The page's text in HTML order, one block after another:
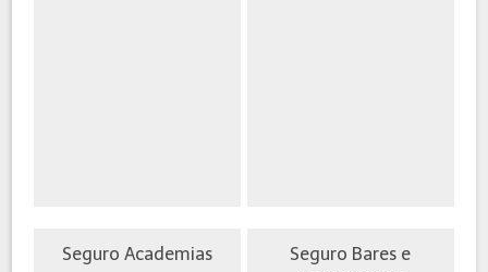
Seguro Academias
Seguro Bares e